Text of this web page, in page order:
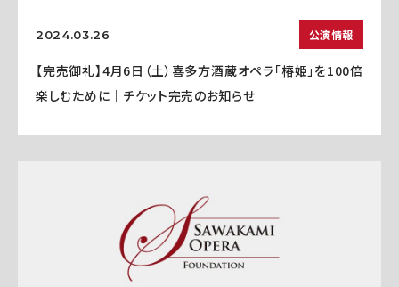
2024.03.26 公演情報
【完売御礼】4月6日（土）喜多方酒蔵オペラ「椿姫」を100倍
楽しむために｜チケット完売のお知らせ